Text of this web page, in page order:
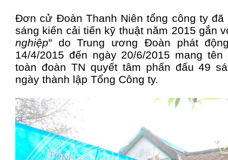
Đơn cử Đoàn Thanh Niên tổng công ty đã
sáng kiến cải tiến kỹ thuật năm 2015 gắn
nghiệp" do Trung ương Đoàn phát
14/4/2015 đến ngày 20/6/2015 mang tên
toàn đoàn TN quyết tâm phấn đấu 49
ngày thành lập Tổng Công ty.